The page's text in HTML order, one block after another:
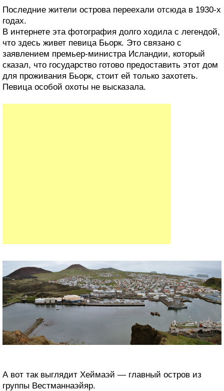
Последние жители острова переехали отсюда в 1930-х
годах.
В интернете эта фотография долго ходила с легендой,
что здесь живет певица Бьорк. Это связано с
заявлением премьер-министра Исландии, который
сказал, что государство готово предоставить этот дом
для проживания Бьорк, стоит ей только захотеть.
Певица особой охоты не высказала.
А вот так выглядит Хеймаэй — главный остров из
группы Вестманнаэйяр.